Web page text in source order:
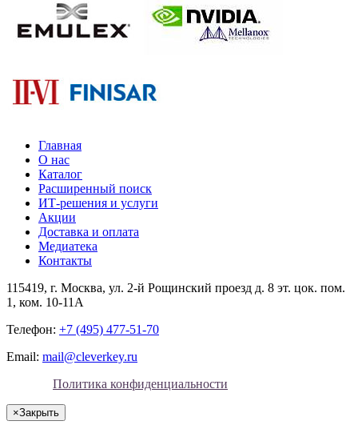
Главная
О нас
Каталог
Расширенный поиск
ИТ-решения и услуги
Акции
Доставка и оплата
Медиатека
Контакты
115419, г. Москва, ул. 2-й Рощинский проезд д. 8 эт. цок. пом.
1, ком. 10-11А
Телефон: +7 (495) 477-51-70
Email: mail@cleverkey.ru
Политика конфиденциальности
×Закрыть